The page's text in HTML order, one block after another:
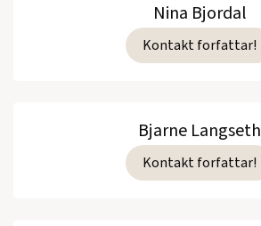
Nina Bjordal
Kontakt forfattar!
Bjarne Langseth
Kontakt forfattar!